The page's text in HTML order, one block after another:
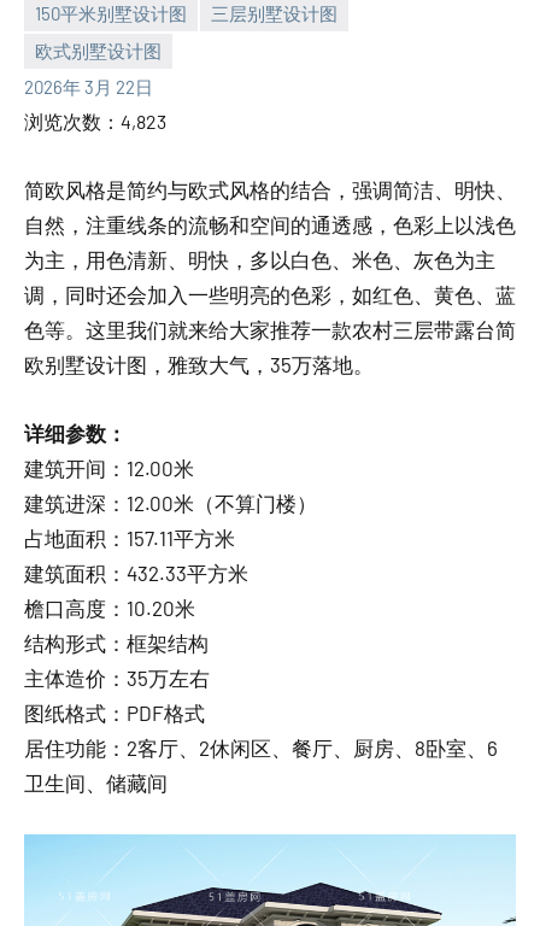
150平米别墅设计图
三层别墅设计图
欧式别墅设计图
2026年 3月 22日
yacool
浏览次数：4,823
简欧风格是简约与欧式风格的结合，强调简洁、明快、
自然，注重线条的流畅和空间的通透感，色彩上以浅色
为主，用色清新、明快，多以白色、米色、灰色为主
调，同时还会加入一些明亮的色彩，如红色、黄色、蓝
色等。这里我们就来给大家推荐一款农村三层带露台简
欧别墅设计图，雅致大气，35万落地。
详细参数：
建筑开间：12.00米
建筑进深：12.00米（不算门楼）
占地面积：157.11平方米
建筑面积：432.33平方米
檐口高度：10.20米
结构形式：框架结构
主体造价：35万左右
图纸格式：PDF格式
居住功能：2客厅、2休闲区、餐厅、厨房、8卧室、6
卫生间、储藏间